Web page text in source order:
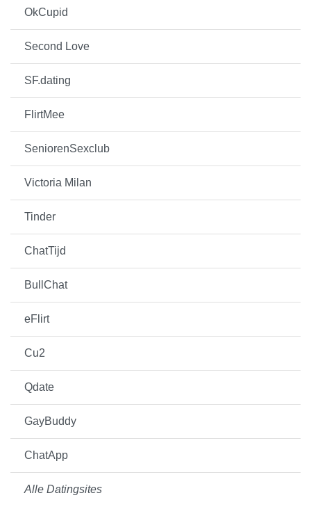
OkCupid
Second Love
SF.dating
FlirtMee
SeniorenSexclub
Victoria Milan
Tinder
ChatTijd
BullChat
eFlirt
Cu2
Qdate
GayBuddy
ChatApp
Alle Datingsites